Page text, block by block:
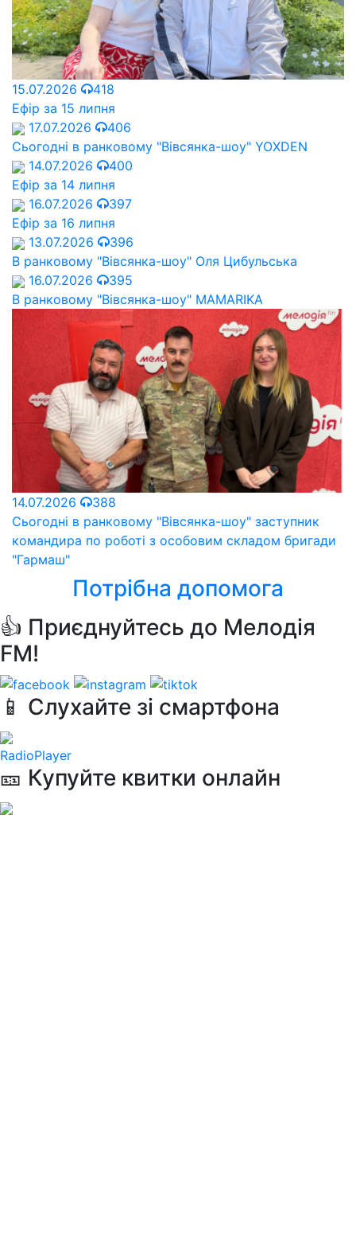
15.07.2026
418
Ефір за 15 липня
17.07.2026
406
Сьогодні в ранковому "Вівсянка-шоу" YOXDEN
14.07.2026
400
Ефір за 14 липня
16.07.2026
397
Ефір за 16 липня
13.07.2026
396
В ранковому "Вівсянка-шоу" Оля Цибульська
16.07.2026
395
В ранковому "Вівсянка-шоу" MAMARIKA
14.07.2026
388
Сьогодні в ранковому "Вівсянка-шоу" заступник
командира по роботі з особовим складом бригади
"Гармаш"
Потрібна допомога
👍 Приєднуйтесь до Мелодія
FM!
📱 Слухайте зі смартфона
RadioPlayer
🎫 Купуйте квитки онлайн